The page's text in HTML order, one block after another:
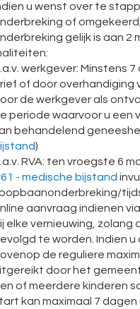
u wenst over te
of
gelijk is aan 2
werkgever: Minstens
of door overhandiging
de werkgever als
periode waarvoor u
behandelend
)
RVA: ten vroegste 6
- medische bijstand
aanvraag indienen via
elke vernieuwing,
te worden. Indien
de reguliere
door het
of meerdere kinderen
kan maximaal 7